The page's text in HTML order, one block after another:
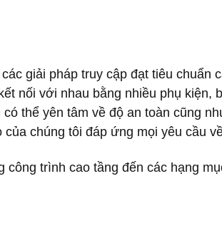
giải pháp truy cập đạt tiêu chuẩn
nối với nhau bằng nhiều phụ kiện,
thể yên tâm về độ an toàn cũng
chúng tôi đáp ứng mọi yêu cầu
trình cao tầng đến các hạng